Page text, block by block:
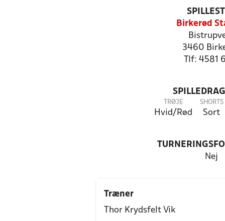
Birkerød
3460
Tlf: 4581
TRØJE
Hvid/Rød
SHORTS
Sort
Nej
Træner
Thor Krydsfelt Vik